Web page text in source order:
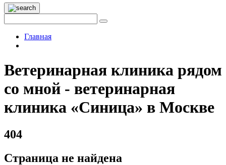
Главная
Ветеринарная клиника рядом
со мной - ветеринарная
клиника «Синица» в Москве
404
Страница не найдена